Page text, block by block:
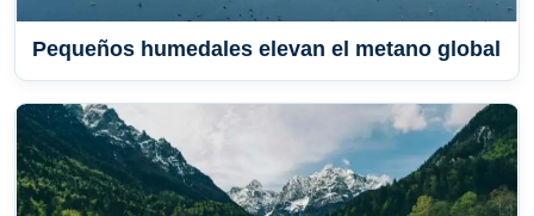
Pequeños humedales elevan el metano global